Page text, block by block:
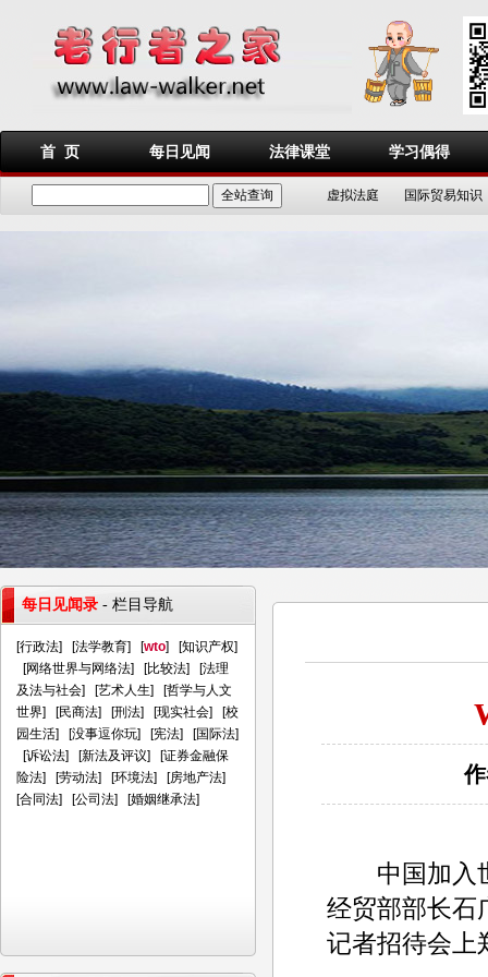
首 页 每日见闻 法律课堂 学习偶得
虚拟法庭 国际贸易知识
中国加入世
经贸部部长石
记者招待会上
每日见闻录 - 栏目导航
[行政法] [法学教育] [wto] [知识产权]
[网络世界与网络法] [比较法] [法理
及法与社会] [艺术人生] [哲学与人文
世界] [民商法] [刑法] [现实社会] [校
园生活] [没事逗你玩] [宪法] [国际法]
[诉讼法] [新法及评议] [证券金融保
险法] [劳动法] [环境法] [房地产法]
[合同法] [公司法] [婚姻继承法]